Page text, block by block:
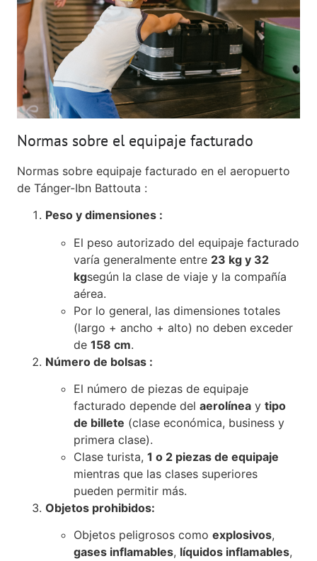
Normas sobre el equipaje facturado
Normas sobre equipaje facturado en el aeropuerto
de Tánger-Ibn Battouta :
Peso y dimensiones :
El peso autorizado del equipaje facturado
varía generalmente entre 23 kg y 32
kgsegún la clase de viaje y la compañía
aérea.
Por lo general, las dimensiones totales
(largo + ancho + alto) no deben exceder
de 158 cm.
Número de bolsas :
El número de piezas de equipaje
facturado depende del aerolínea y tipo
de billete (clase económica, business y
primera clase).
Clase turista, 1 o 2 piezas de equipaje
mientras que las clases superiores
pueden permitir más.
Objetos prohibidos:
Objetos peligrosos como explosivos,
gases inflamables, líquidos inflamables,